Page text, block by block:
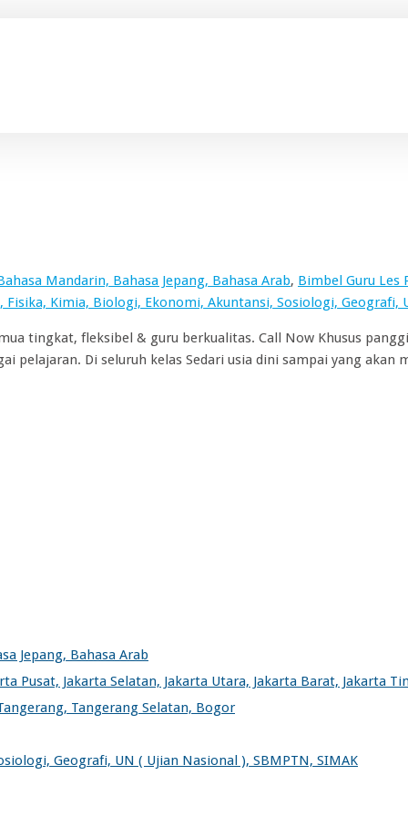
Mandarin, Bahasa Jepang, Bahasa Arab, Bimbel Guru Les
Kimia, Biologi, Ekonomi, Akuntansi, Sosiologi, Geografi,
tingkat, fleksibel & guru berkualitas. Call Now Khusus
pelajaran. Di seluruh kelas Sedari usia dini sampai yang akan
Jepang, Bahasa Arab
Pusat, Jakarta Selatan, Jakarta Utara, Jakarta Barat, Jakarta
Tangerang Selatan, Bogor
Geografi, UN ( Ujian Nasional ), SBMPTN, SIMAK